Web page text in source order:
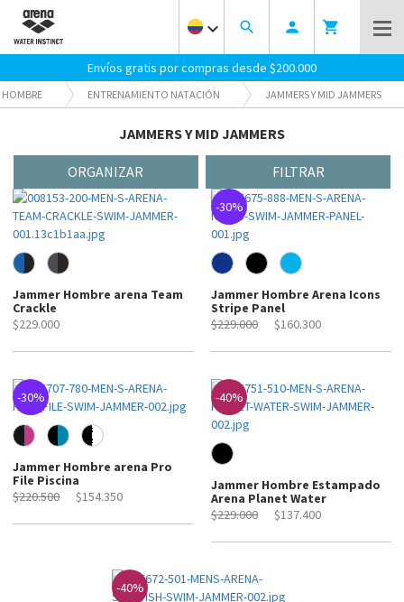
keyboard_arrow_down search person shopping_cart
Envíos gratis por compras desde $200.000
HOMBRE ENTRENAMIENTO NATACIÓN
JAMMERS Y MID JAMMERS
JAMMERS Y MID JAMMERS
FILTRAR
ORGANIZAR
Jammer Hombre arena Team
Crackle
$229.000
-30%
Jammer Hombre Arena Icons
Stripe Panel
$229.000
$160.300
-30%
Jammer Hombre arena Pro
File Piscina
$220.500
$154.350
-40%
Jammer Hombre Estampado
Arena Planet Water
$229.000
$137.400
-40%